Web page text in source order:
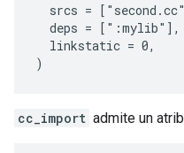
srcs =
  deps = [":mylib"],
  linkstatic = 0,
cc_import admite un